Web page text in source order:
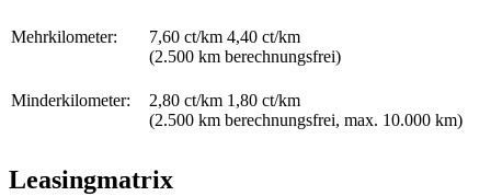
Mehrkilometer:
7,60 ct/km 4,40 ct/km
(2.500 km berechnungsfrei)
Minderkilometer:
2,80 ct/km 1,80 ct/km
(2.500 km berechnungsfrei, max. 10.000 km)
Leasingmatrix